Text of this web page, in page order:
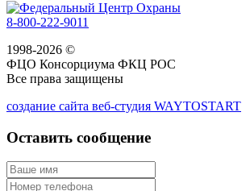
8-800-222-9011
1998-2026 ©
ФЦО Консорциума ФКЦ РОС
Все права защищены
создание сайта веб-студия WAYTOSTART
Оставить сообщение